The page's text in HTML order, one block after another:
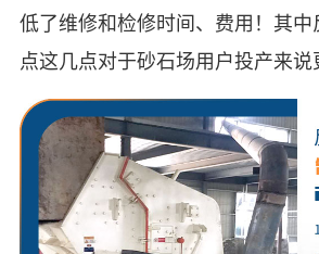
低了维修和检修时间、费用！其
点这几点对于砂石场用户投产来说